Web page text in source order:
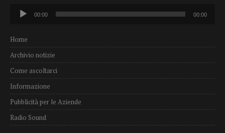
Audio
Player
00:00 00:00
Home
Archivio notizie
Come ascoltarci
Informazione
Pubblicità per le Aziende
Radio Sound